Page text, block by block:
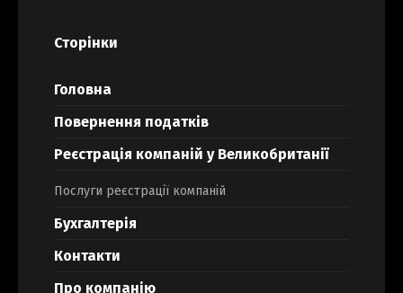
Сторінки
Головна
Повернення податків
Реєстрація компаній у Великобританії
Послуги реєстрації компаній
Бухгалтерія
Контакти
Про компанію